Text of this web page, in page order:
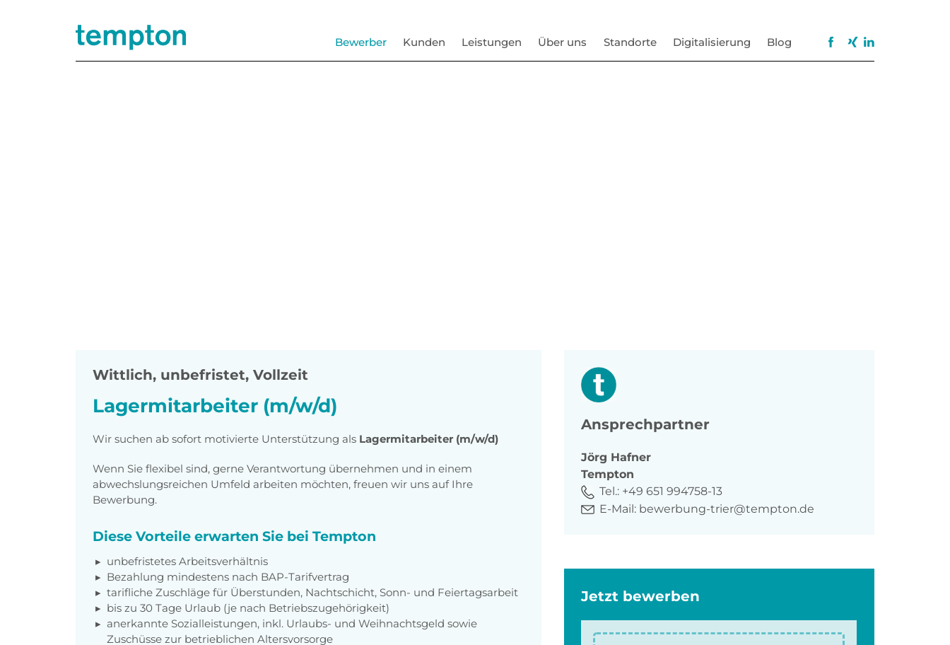
Bewerber Kunden Leistungen Über uns Standorte Digitalisierung Blog
Wittlich, unbefristet, Vollzeit
Lagermitarbeiter (m/w/d)
Wir suchen ab sofort motivierte Unterstützung als Lagermitarbeiter (m/w/d)
Wenn Sie flexibel sind, gerne Verantwortung übernehmen und in einem
abwechslungsreichen Umfeld arbeiten möchten, freuen wir uns auf Ihre
Bewerbung.
Diese Vorteile erwarten Sie bei Tempton
unbefristetes Arbeitsverhältnis
Bezahlung mindestens nach BAP-Tarifvertrag
tarifliche Zuschläge für Überstunden, Nachtschicht, Sonn- und Feiertagsarbeit
bis zu 30 Tage Urlaub (je nach Betriebszugehörigkeit)
anerkannte Sozialleistungen, inkl. Urlaubs- und Weihnachtsgeld sowie
Zuschüsse zur betrieblichen Altersvorsorge
Ansprechpartner
Jörg Hafner
Tempton
Tel.: +49 651 994758-13
E-Mail: bewerbung-trier@tempton.de
Jetzt bewerben